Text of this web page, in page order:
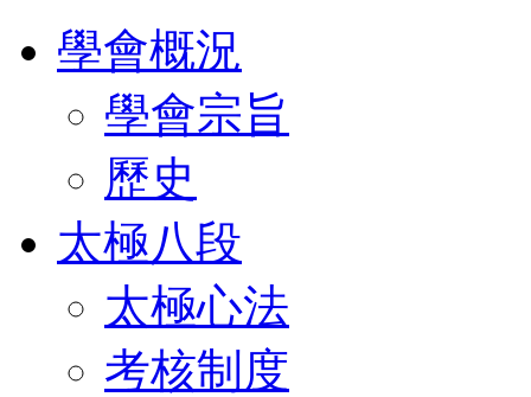
學會概況
學會宗旨
歷史
太極八段
太極心法
考核制度